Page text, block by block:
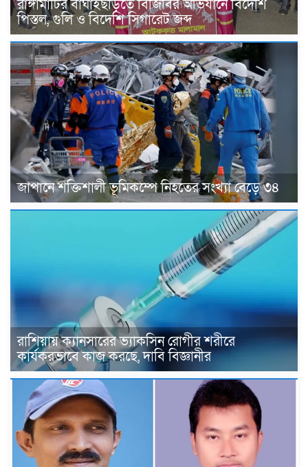
রাঙ্গামাটির বাঘাইছড়িতে বিজিবির অভিযানে বিদেশি
পিস্তল, গুলি ও বিদেশি সিগারেট জব্দ
জাপানে শক্তিশালী ভূমিকম্পে নিহতের সংখ্যা বেড়ে ৩৪
রাশিয়ায় ক্যানসারের ভ্যাকসিন রোগীর শরীরে
কার্যকরভাবে কাজ করছে, দাবি বিজ্ঞানীর